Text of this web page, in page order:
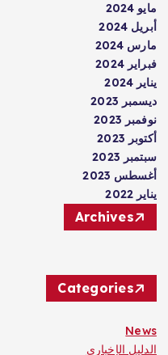
مايو 2024
أبريل 2024
مارس 2024
فبراير 2024
يناير 2024
ديسمبر 2023
نوفمبر 2023
أكتوبر 2023
سبتمبر 2023
أغسطس 2023
يناير 2022
Archives
Categories
News
الدليل الإخباري